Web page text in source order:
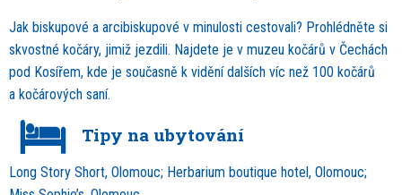
Jak biskupové a arcibiskupové v minulosti cestovali? Prohlédněte si
skvostné kočáry, jimiž jezdili. Najdete je v muzeu kočárů v Čechách
pod Kosířem, kde je současně k vidění dalších víc než 100 kočárů
a kočárových saní.
Tipy na ubytování
Long Story Short, Olomouc; Herbarium boutique hotel, Olomouc;